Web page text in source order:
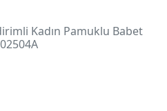
Kadın Pamuklu Babet